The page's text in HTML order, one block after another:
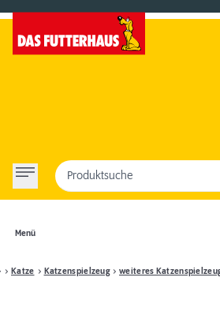
Menü
Produktsuche
Katze Katzenspielzeug weiteres